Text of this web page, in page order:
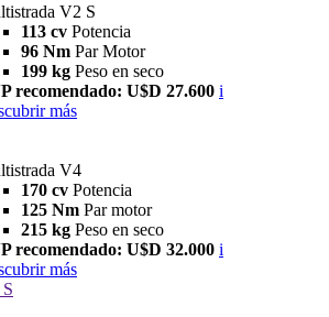
V2 S
113 cv Potencia
96 Nm Par Motor
199 kg Peso en seco
recomendado: U$D 27.600 i
más
V4
170 cv Potencia
125 Nm Par motor
215 kg Peso en seco
recomendado: U$D 32.000 i
más